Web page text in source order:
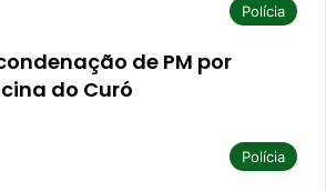
Polícia
de PM por
do Curó
Polícia